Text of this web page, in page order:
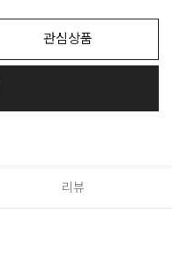
관심상품
리뷰